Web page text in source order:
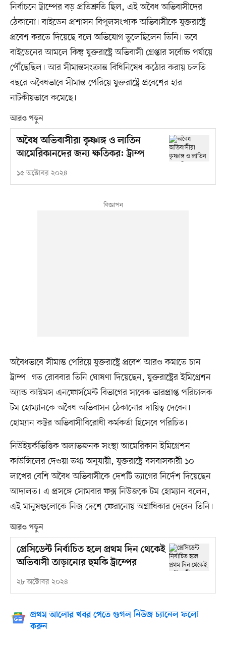
নির্বাচনে ট্রাম্পের বড় প্রতিশ্রুতি ছিল, এই অবৈধ অভিবাসীদের
ঠেকানো। বাইডেন প্রশাসন বিপুলসংখ্যক অভিবাসীকে যুক্তরাষ্ট্রে
প্রবেশ করতে দিয়েছে বলে অভিযোগ তুলেছিলেন তিনি। তবে
বাইডেনের আমলে কিন্তু যুক্তরাষ্ট্রে অভিবাসী গ্রেপ্তার সর্বোচ্চ পর্যায়ে
পৌঁছেছিল। আর সীমান্তসংক্রান্ত বিধিনিষেধ কঠোর করায় চলতি
বছরে অবৈধভাবে সীমান্ত পেরিয়ে যুক্তরাষ্ট্রে প্রবেশের হার
নাটকীয়ভাবে কমেছে।
আরও পড়ুন
অবৈধ অভিবাসীরা কৃষ্ণাঙ্গ ও লাতিন
আমেরিকানদের জন্য ক্ষতিকর: ট্রাম্প
১৫ অক্টোবর ২০২৪
অবৈধভাবে সীমান্ত পেরিয়ে যুক্তরাষ্ট্রে প্রবেশ আরও কমাতে চান
ট্রাম্প। গত রোববার তিনি ঘোষণা দিয়েছেন, যুক্তরাষ্ট্রের ইমিগ্রেশন
অ্যান্ড কাস্টমস এনফোর্সমেন্ট বিভাগের সাবেক ভারপ্রাপ্ত পরিচালক
টম হোম্যানকে অবৈধ অভিবাসন ঠেকানোর দায়িত্ব দেবেন।
হোম্যান কট্টর অভিবাসীবিরোধী কর্মকর্তা হিসেবে পরিচিত।
নিউইয়র্কভিত্তিক অলাভজনক সংস্থা আমেরিকান ইমিগ্রেশন
কাউন্সিলের দেওয়া তথ্য অনুযায়ী, যুক্তরাষ্ট্রে বসবাসকারী ১০
লাখের বেশি অবৈধ অভিবাসীকে দেশটি ত্যাগের নির্দেশ দিয়েছেন
আদালত। এ প্রসঙ্গে সোমবার ফক্স নিউজকে টম হোম্যান বলেন,
এই মানুষগুলোকে নিজ দেশে ফেরানোয় অগ্রাধিকার দেবেন তিনি।
আরও পড়ুন
প্রেসিডেন্ট নির্বাচিত হলে প্রথম দিন থেকেই
অভিবাসী তাড়ানোর হুমকি ট্রাম্পের
২৮ অক্টোবর ২০২৪
প্রথম আলোর খবর পেতে গুগল নিউজ চ্যানেল ফলো
করুন